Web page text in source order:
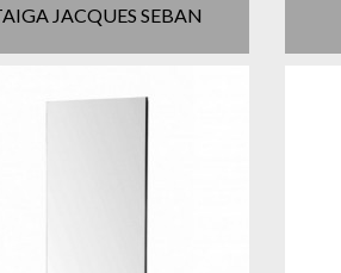
JACQUES SEBAN